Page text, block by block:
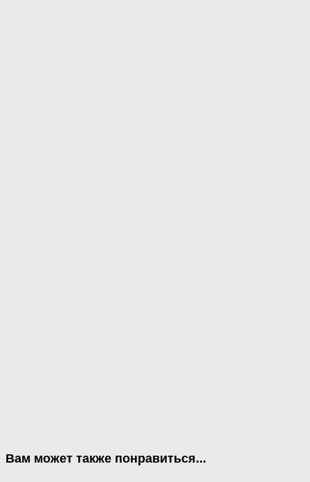
Вам может также понравиться...